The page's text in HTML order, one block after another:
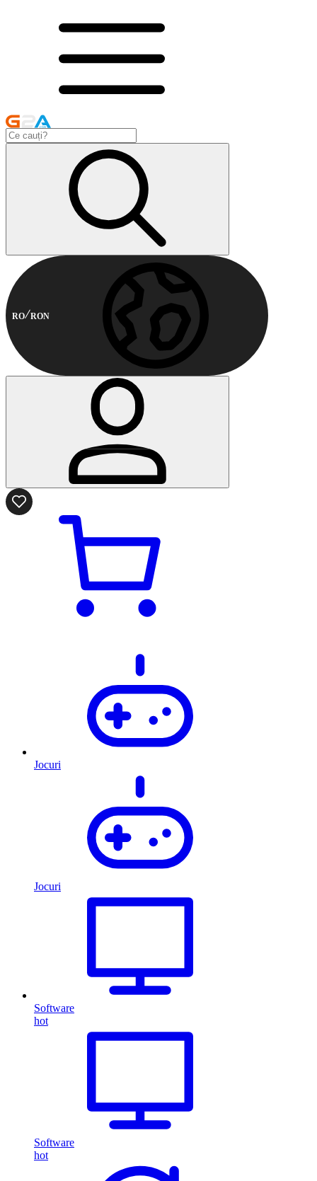
RO RON
Jocuri
Jocuri
Software
hot
Software
hot